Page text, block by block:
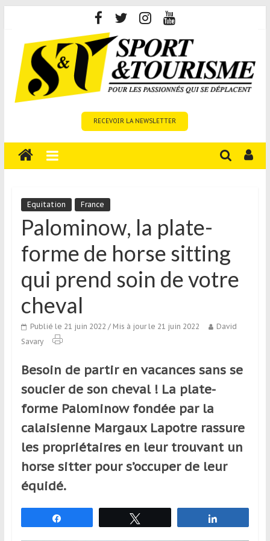
content
Tourisme
est
média
sur
tourisme
sportif
qui
s’adresse
aux
voyageurs
ponctuels
réguliers,
passionnés
ou
simples
de
sport,
qui
déplacent
en
RECEVOIR LA NEWSLETTER
Equitation France
Palominow, la plate-
forme de horse sitting
qui prend soin de votre
cheval
Publié le 21 juin 2022 / Mis à jour le 21 juin 2022
David
Savary
Besoin de partir en vacances sans se
soucier de son cheval ! La plate-
forme Palominow fondée par la
calaisienne Margaux Lapotre rassure
les propriétaires en leur trouvant un
horse sitter pour s’occuper de leur
équidé.